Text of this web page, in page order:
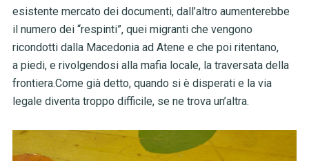
esistente mercato dei documenti, dall’altro aumenterebbe
il numero dei “respinti”, quei migranti che vengono
ricondotti dalla Macedonia ad Atene e che poi ritentano,
a piedi, e rivolgendosi alla mafia locale, la traversata della
frontiera.Come già detto, quando si è disperati e la via
legale diventa troppo difficile, se ne trova un’altra.